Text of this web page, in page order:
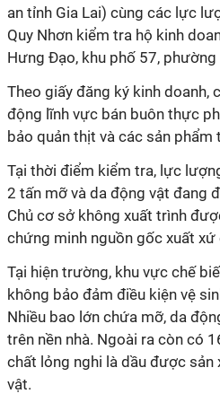
an tỉnh Gia Lai) cùng các lực
Quy Nhơn kiểm tra hộ kinh
Hưng Đạo, khu phố 57, phường
Theo giấy đăng ký kinh doanh,
động lĩnh vực bán buôn thực
bảo quản thịt và các sản phẩm
Tại thời điểm kiểm tra, lực
2 tấn mỡ và da động vật đang
Chủ cơ sở không xuất trình
chứng minh nguồn gốc xuất xứ
Tại hiện trường, khu vực chế
không bảo đảm điều kiện vệ
Nhiều bao lớn chứa mỡ, da
trên nền nhà. Ngoài ra còn có
chất lỏng nghi là dầu được
vật.